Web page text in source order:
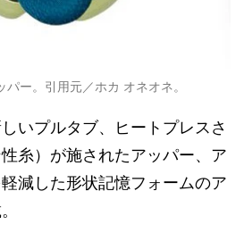
ー。引用元／ホカ オネオネ。
いプルタブ、ヒートプレスさ
糸）が施されたアッパー、ア
減した形状記憶フォームのア